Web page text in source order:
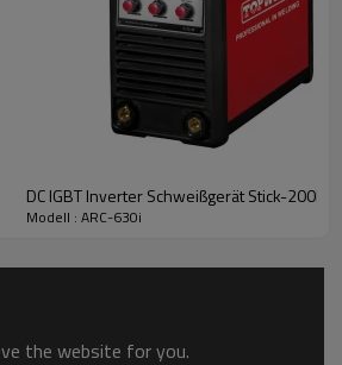
DC IGBT Inverter Schweißgerät Stick-200HD
Modell : ARC-630i
the website for you.